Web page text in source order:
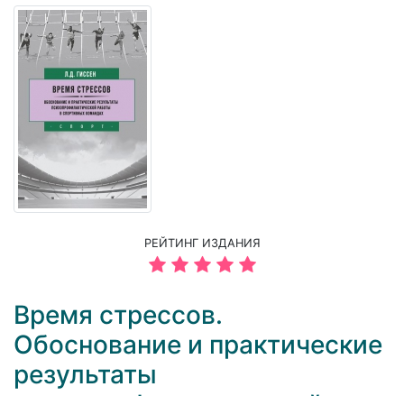
РЕЙТИНГ ИЗДАНИЯ
Время стрессов.
Обоснование и практические
результаты